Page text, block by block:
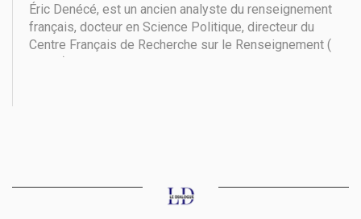
Éric Denécé, est un ancien analyste du renseignement
français, docteur en Science Politique, directeur du
Centre Français de Recherche sur le Renseignement (
CF2R ) et auteur de nombreux ouvrages sur les